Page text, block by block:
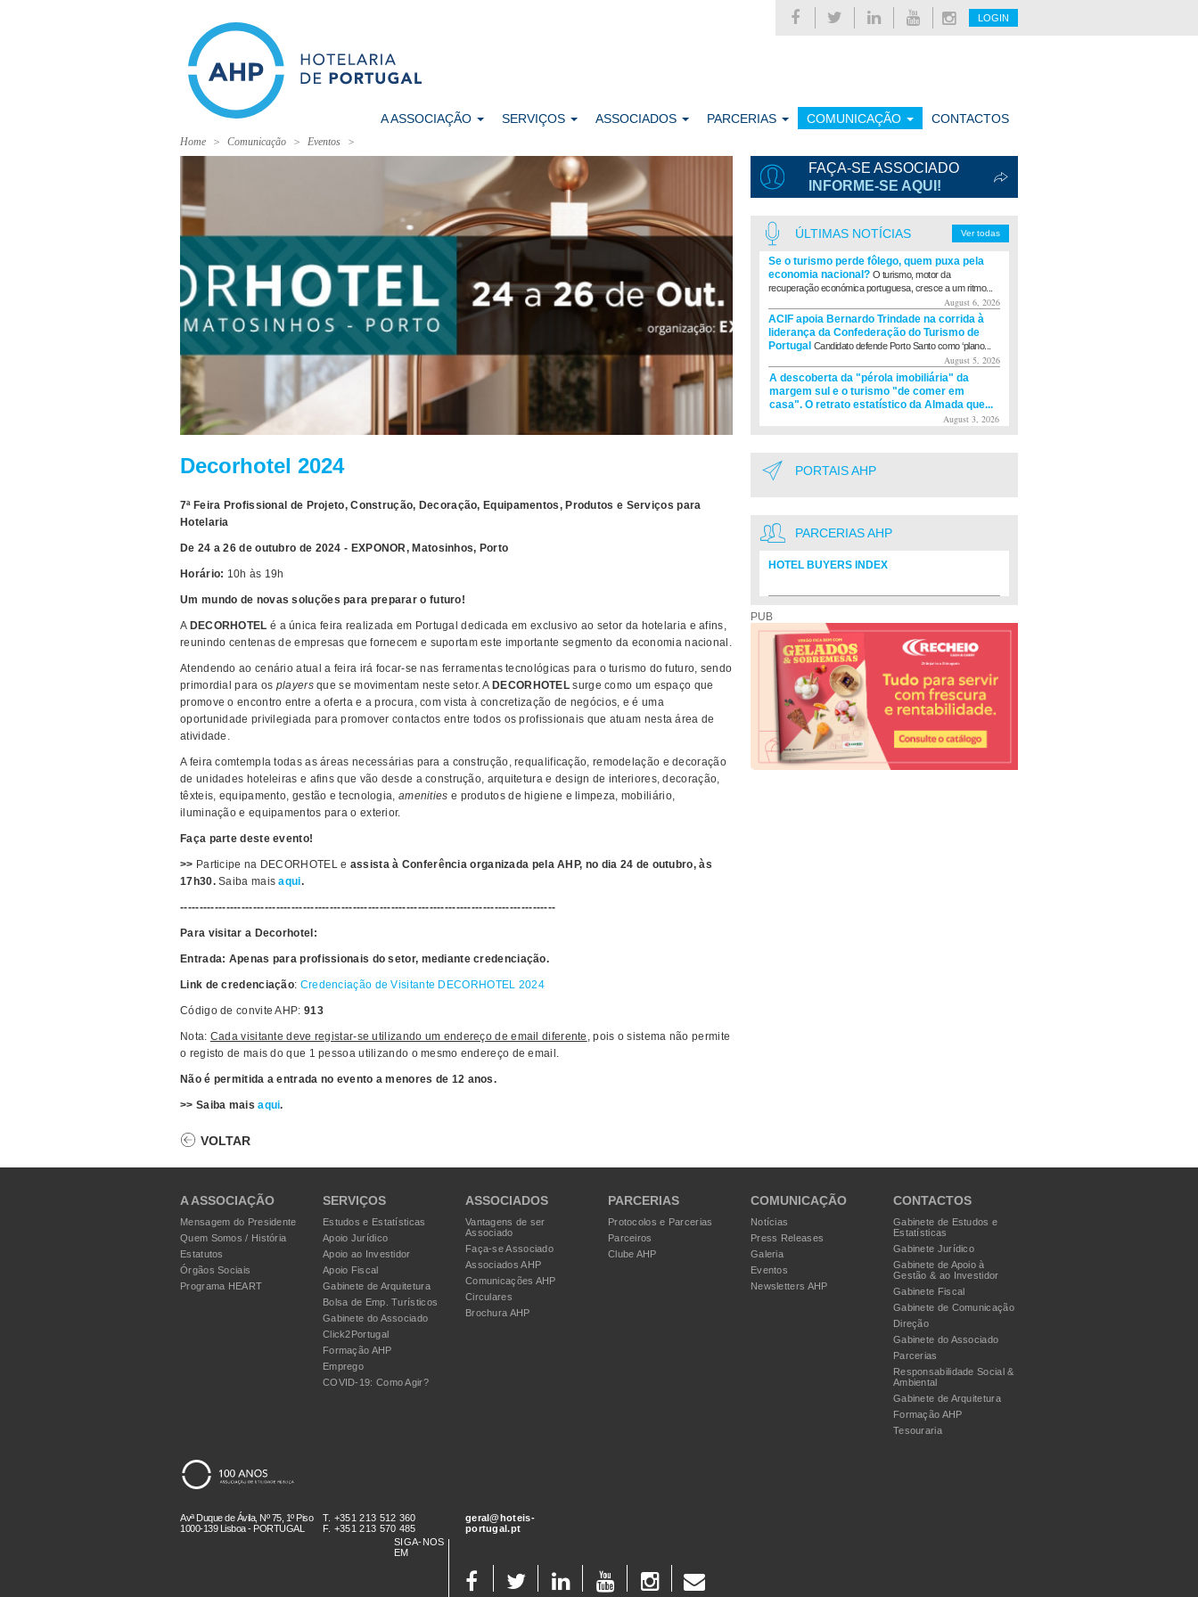
LOGIN
A ASSOCIAÇÃO SERVIÇOS ASSOCIADOS PARCERIAS COMUNICAÇÃO CONTACTOS
Home Comunicação Eventos
Decorhotel 2024
7ª Feira Profissional de Projeto, Construção, Decoração, Equipamentos, Produtos e Serviços para
Hotelaria
De 24 a 26 de outubro de 2024 - EXPONOR, Matosinhos, Porto
Horário: 10h às 19h
Um mundo de novas soluções para preparar o futuro!
A DECORHOTEL é a única feira realizada em Portugal dedicada em exclusivo ao setor da hotelaria e afins,
reunindo centenas de empresas que fornecem e suportam este importante segmento da economia nacional.
Atendendo ao cenário atual a feira irá focar-se nas ferramentas tecnológicas para o turismo do futuro, sendo
primordial para os playersque se movimentam neste setor. A DECORHOTEL surge como um espaço que
promove o encontro entre a oferta e a procura, com vista à concretização de negócios, e é uma
oportunidade privilegiada para promover contactos entre todos os profissionais que atuam nesta área de
atividade.
A feira comtempla todas as áreas necessárias para a construção, requalificação, remodelação e decoração
de unidades hoteleiras e afins que vão desde a construção, arquitetura e design de interiores, decoração,
têxteis, equipamento, gestão e tecnologia, amenities e produtos de higiene e limpeza, mobiliário,
iluminação e equipamentos para o exterior.
Faça parte deste evento!
>> Participe na DECORHOTEL e assista à Conferência organizada pela AHP, no dia 24 de outubro, às
17h30.Saiba mais aqui.
--------------------------------------------------------------------------------------------------
Para visitar a Decorhotel:
Entrada: Apenas para profissionais do setor, mediante credenciação.
Link de credenciação: Credenciação de Visitante DECORHOTEL 2024
Código de convite AHP: 913
Nota: Cada visitante deve registar-se utilizando um endereço de email diferente , pois o sistema não permite
o registo de mais do que 1 pessoa utilizando o mesmo endereço de email.
Não é permitida a entrada no evento a menores de 12 anos.
>> Saiba maisaqui.
VOLTAR
FAÇA-SE ASSOCIADO
INFORME-SE AQUI!
Ver todas
ÚLTIMAS NOTÍCIAS
Se o turismo perde fôlego, quem puxa pela
economia nacional? O turismo, motor da
recuperação económica portuguesa, cresce a um ritmo...
August 6, 2026
ACIF apoia Bernardo Trindade na corrida à
liderança da Confederação do Turismo de
Portugal Candidato defende Porto Santo como ‘plano...
August 5, 2026
A descoberta da "pérola imobiliária" da
margem sul e o turismo "de comer em
casa". O retrato estatístico da Almada que...
August 3, 2026
PORTAIS AHP
PARCERIAS AHP
HOTEL BUYERS INDEX
PUB
A ASSOCIAÇÃO
Mensagem do Presidente
Quem Somos / História
Estatutos
Órgãos Sociais
Programa HEART
SERVIÇOS
Estudos e Estatísticas
Apoio Jurídico
Apoio ao Investidor
Apoio Fiscal
Gabinete de Arquitetura
Bolsa de Emp. Turísticos
Gabinete do Associado
Click2Portugal
Formação AHP
Emprego
COVID-19: Como Agir?
ASSOCIADOS
Vantagens de ser
Associado
Faça-se Associado
Associados AHP
Comunicações AHP
Circulares
Brochura AHP
PARCERIAS
Protocolos e Parcerias
Parceiros
Clube AHP
COMUNICAÇÃO
Notícias
Press Releases
Galeria
Eventos
Newsletters AHP
CONTACTOS
Gabinete de Estudos e
Estatísticas
Gabinete Jurídico
Gabinete de Apoio à
Gestão & ao Investidor
Gabinete Fiscal
Gabinete de Comunicação
Direção
Gabinete do Associado
Parcerias
Responsabilidade Social &
Ambiental
Gabinete de Arquitetura
Formação AHP
Tesouraria
Avª Duque de Ávila, Nº 75, 1º Piso
1000-139 Lisboa - PORTUGAL
T. +351 213 512 360
F. +351 213 570 485
geral@hoteis-
portugal.pt
SIGA-NOS
EM